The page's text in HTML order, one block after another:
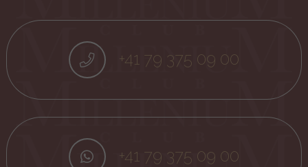
+41 79 375 09 00
+41 79 375 09 00